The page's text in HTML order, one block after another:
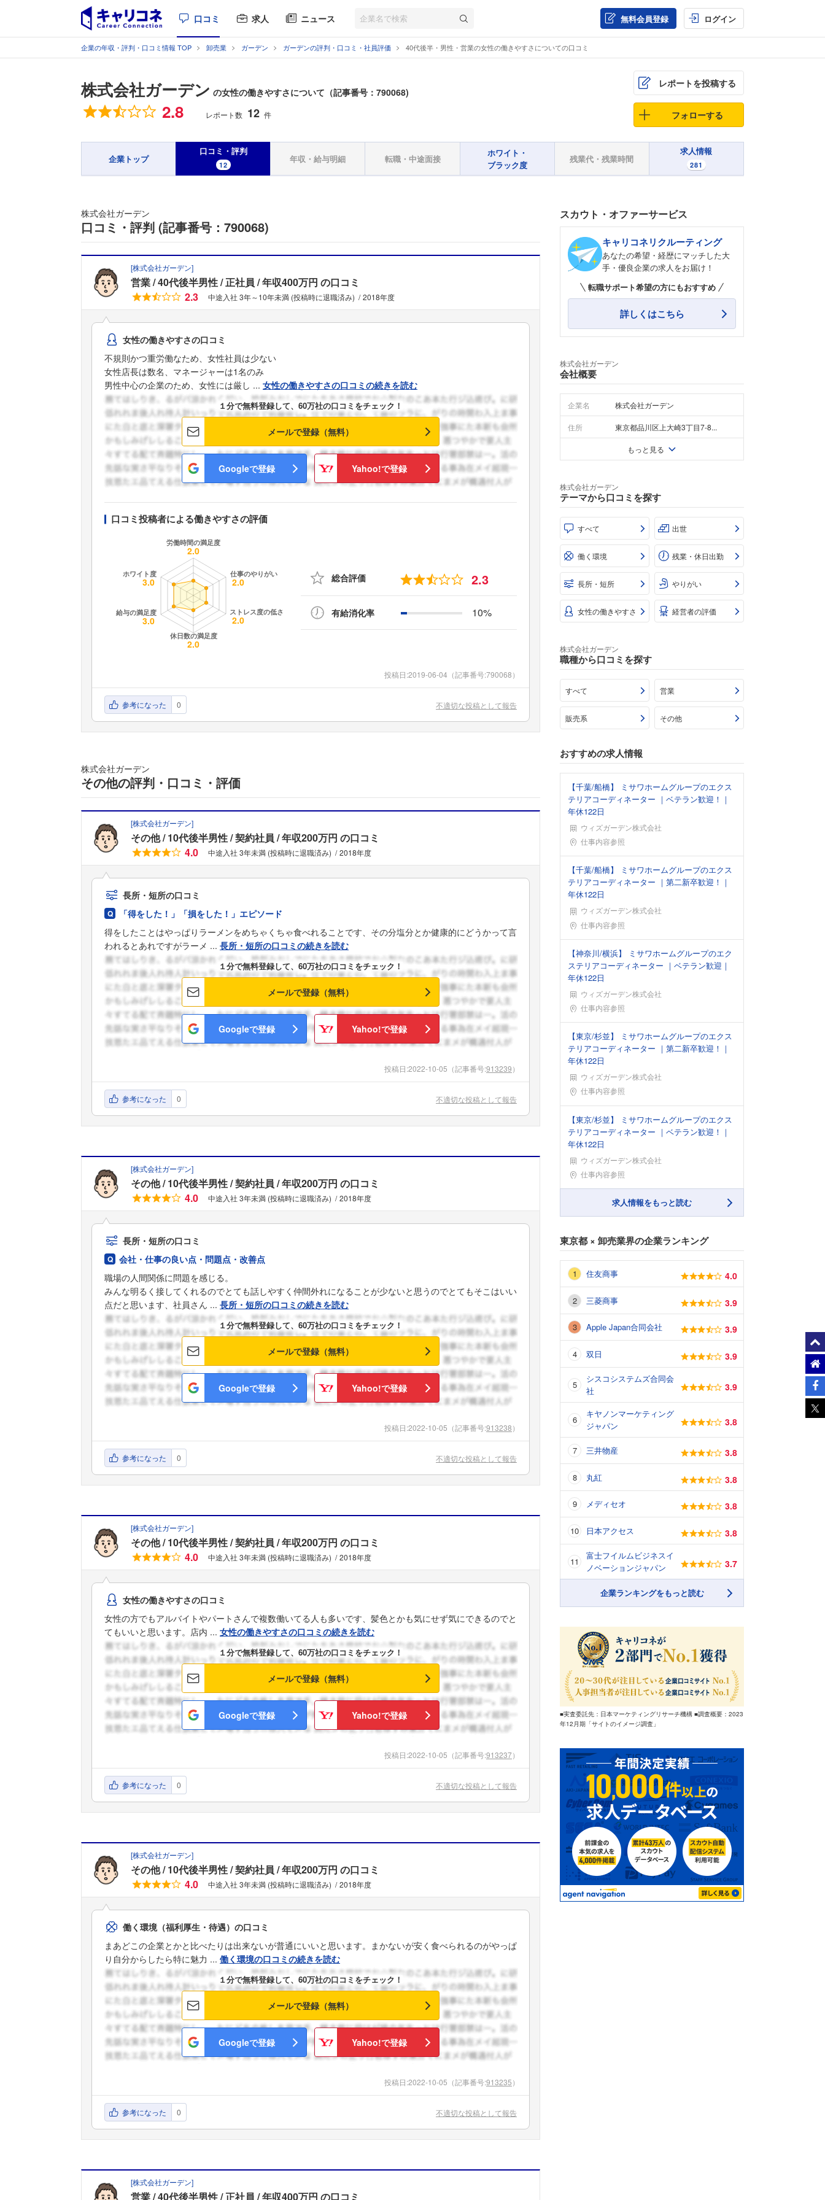
口コミ 求人 ニュース 無料会員登録 ログイン
企業の年収・評判・口コミ情報 TOP 卸売業 ガーデン ガーデンの評判・口コミ・社員評価 40代後半・男性・営業の女性の働きやすさについての口コミ
株式会社ガーデン の女性の働きやすさについて（記事番号：790068)
総合評価
2.8 レポート数 12 件
レポートを投稿する
フォローする
企業トップ
口コミ・評判
12
年収・給与明細 転職・中途面接
ホワイト・
ブラック度
残業代・残業時間
求人情報
281
フォローしました
こちらの企業もフォローしませんか？
株式会社ガーデン
口コミ・評判 (記事番号：790068)
[株式会社ガーデン]
営業 40代後半男性 正社員 年収400万円 の口コミ
2.3
中途入社 3年～10年未満 (投稿時に退職済み) 2018年度
女性の働きやすさの口コミ
不規則かつ重労働なため、女性社員は少ない
女性店長は数名、マネージャーは1名のみ
男性中心の企業のため、女性には厳し ... 女性の働きやすさの口コミの続きを読む
１分で無料登録して、60万社の口コミをチェック！
メールで登録（無料）
Googleで登録 Yahoo!で登録
口コミ投稿者による働きやすさの評価
総合評価 2.3
有給消化率 10%
投稿日:2019-06-04 （記事番号:790068）
参考になった 0 不適切な投稿として報告
株式会社ガーデン
その他の評判・口コミ・評価
[株式会社ガーデン]
その他 10代後半男性 契約社員 年収200万円 の口コミ
4.0
中途入社 3年未満 (投稿時に退職済み) 2018年度
長所・短所の口コミ
「得をした！」「損をした！」エピソード
得をしたことはやっぱりラーメンをめちゃくちゃ食べれることです、その分塩分とか健康的にどうかって言
われるとあれですがラーメ ... 長所・短所の口コミの続きを読む
１分で無料登録して、60万社の口コミをチェック！
メールで登録（無料）
Googleで登録 Yahoo!で登録
投稿日:2022-10-05 （記事番号:913239）
参考になった 0 不適切な投稿として報告
[株式会社ガーデン]
その他 10代後半男性 契約社員 年収200万円 の口コミ
4.0
中途入社 3年未満 (投稿時に退職済み) 2018年度
長所・短所の口コミ
会社・仕事の良い点・問題点・改善点
職場の人間関係に問題を感じる。
みんな明るく接してくれるのでとても話しやすく仲間外れになることが少ないと思うのでとてもそこはいい
点だと思います、社員さん ... 長所・短所の口コミの続きを読む
１分で無料登録して、60万社の口コミをチェック！
メールで登録（無料）
Googleで登録 Yahoo!で登録
投稿日:2022-10-05 （記事番号:913238）
参考になった 0 不適切な投稿として報告
[株式会社ガーデン]
その他 10代後半男性 契約社員 年収200万円 の口コミ
4.0
中途入社 3年未満 (投稿時に退職済み) 2018年度
女性の働きやすさの口コミ
女性の方でもアルバイトやパートさんで複数働いてる人も多いです、髪色とかも気にせず気にできるのでと
てもいいと思います。店内 ... 女性の働きやすさの口コミの続きを読む
１分で無料登録して、60万社の口コミをチェック！
メールで登録（無料）
Googleで登録 Yahoo!で登録
投稿日:2022-10-05 （記事番号:913237）
参考になった 0 不適切な投稿として報告
[株式会社ガーデン]
その他 10代後半男性 契約社員 年収200万円 の口コミ
4.0
中途入社 3年未満 (投稿時に退職済み) 2018年度
働く環境（福利厚生・待遇）の口コミ
まあどこの企業とかと比べたりは出来ないが普通にいいと思います。まかないが安く食べられるのがやっぱ
り自分からしたら特に魅力 ... 働く環境の口コミの続きを読む
１分で無料登録して、60万社の口コミをチェック！
メールで登録（無料）
Googleで登録 Yahoo!で登録
投稿日:2022-10-05 （記事番号:913235）
参考になった 0 不適切な投稿として報告
[株式会社ガーデン]
営業 40代後半男性 正社員 年収400万円 の口コミ
スカウト・オファーサービス
キャリコネリクルーティング
あなたの希望・経歴にマッチした大
手・優良企業の求人をお届け！
転職サポート希望の方にもおすすめ
詳しくはこちら
株式会社ガーデン
会社概要
企業名 株式会社ガーデン
住所 東京都品川区上大崎3丁目7-8...
もっと見る
株式会社ガーデン
テーマから口コミを探す
すべて 出世
働く環境 残業・休日出勤
長所・短所 やりがい
女性の働きやすさ 経営者の評価
株式会社ガーデン
職種から口コミを探す
すべて 営業
販売系 その他
おすすめの求人情報
【千葉/船橋】 ミサワホームグループのエクス
テリアコーディネーター ｜ベテラン歓迎！｜
年休122日
ウィズガーデン株式会社
勤務地仕事内容参照
【千葉/船橋】 ミサワホームグループのエクス
テリアコーディネーター ｜第二新卒歓迎！｜
年休122日
ウィズガーデン株式会社
勤務地仕事内容参照
【神奈川/横浜】 ミサワホームグループのエク
ステリアコーディネーター ｜ベテラン歓迎｜
年休122日
ウィズガーデン株式会社
勤務地仕事内容参照
【東京/杉並】 ミサワホームグループのエクス
テリアコーディネーター ｜第二新卒歓迎！｜
年休122日
ウィズガーデン株式会社
勤務地仕事内容参照
【東京/杉並】 ミサワホームグループのエクス
テリアコーディネーター ｜ベテラン歓迎！｜
年休122日
ウィズガーデン株式会社
勤務地仕事内容参照
求人情報をもっと読む
東京都 × 卸売業界の企業ランキング
住友商事 4.0
三菱商事 3.9
Apple Japan合同会社 3.9
双日 3.9
シスコシステムズ合同会
社
3.9
キヤノンマーケティング
ジャパン
3.8
三井物産 3.8
丸紅 3.8
メディセオ 3.8
日本アクセス 3.8
富士フイルムビジネスイ
ノベーションジャパン
3.7
企業ランキングをもっと読む
■実査委託先：日本マーケティングリサーチ機構 ■調査概要：2023
年12月期「サイトのイメージ調査」